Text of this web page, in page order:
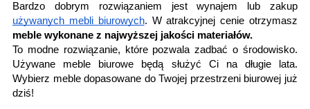
Bardzo dobrym rozwiązaniem jest wynajem lub zakup
używanych mebli biurowych. W atrakcyjnej cenie otrzymasz
meble wykonane z najwyższej jakości materiałów.
To modne rozwiązanie, które pozwala zadbać o środowisko.
Używane meble biurowe będą służyć Ci na długie lata.
Wybierz meble dopasowane do Twojej przestrzeni biurowej już
dziś!